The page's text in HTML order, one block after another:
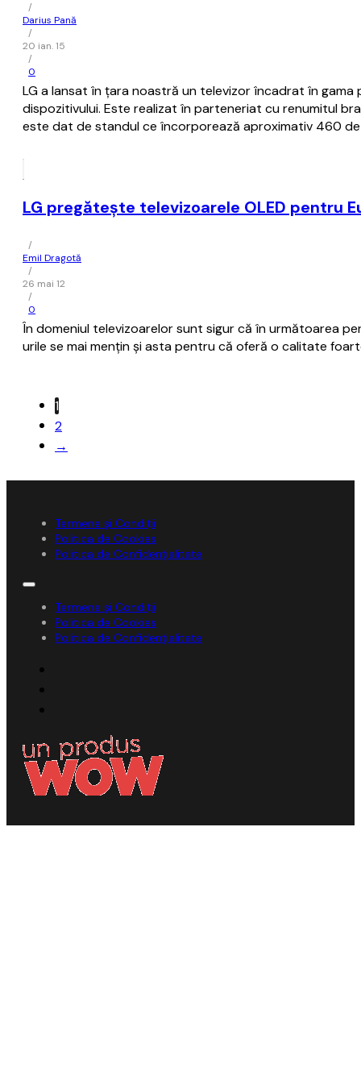
/
Darius Pană
/
20 ian. 15
/
0
LG a lansat în țara noastră un televizor încadrat în
dispozitivului. Este realizat în parteneriat cu renumitul
este dat de standul ce încorporează aproximativ 460
LG pregătește televizoarele OLED pentru
/
Emil Dragotă
/
26 mai 12
/
0
În domeniul televizoarelor sunt sigur că în următoarea
urile se mai mențin și asta pentru că oferă o calitate
1
2
→
Termene și Condiții
Politica de Cookies
Politica de Confidențialitate
Termene și Condiții
Politica de Cookies
Politica de Confidențialitate